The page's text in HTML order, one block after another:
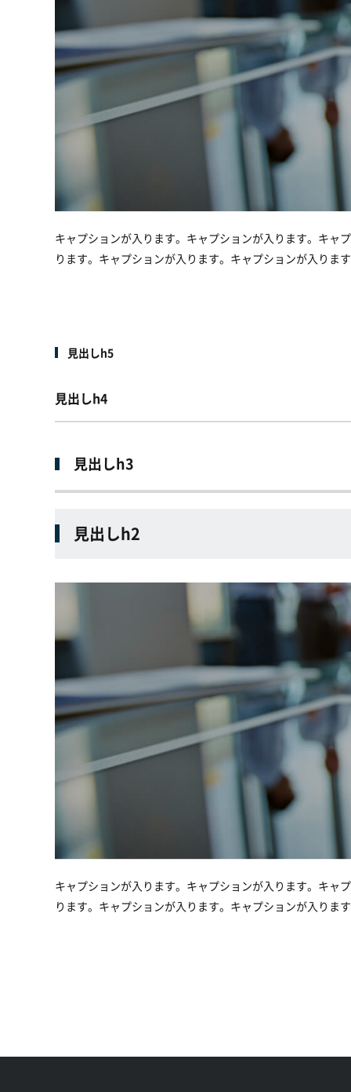
キャプションが入ります。キャプションが入ります。キャ
ります。キャプションが入ります。キャプションが入り
見出しh5
見出しh4
見出しh3
見出しh2
キャプションが入ります。キャプションが入ります。キャ
ります。キャプションが入ります。キャプションが入り